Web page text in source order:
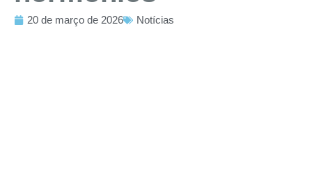
20 de março de 2026 Notícias